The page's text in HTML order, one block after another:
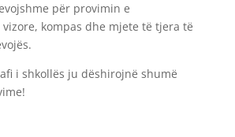
për provimin e
kompas dhe mjete të tjera të
i shkollës ju dëshirojnë shumë